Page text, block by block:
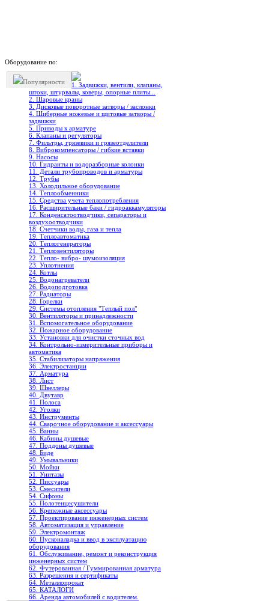
Оборудование по:
Популярности
1. Задвижки, вентили, клапаны,
штоки, штурвалы, коверы, опорные плиты...
2. Шаровые краны
3. Дисковые поворотные затворы / заслонки
4. Шиберные ножевые и щитовые затворы /
задвижки
5. Приводы к арматуре
6. Клапаны и регуляторы
7. Фильтры, грязевики и грязеотделители
8. Виброкомпенсаторы / гибкие вставки
9. Насосы
10. Гидранты и водоразборные колонки
11. Детали трубопроводов и арматуры
12. Трубы
13. Холодильное oборудование
14. Теплообменники
15. Средства учета теплопотребления
16. Расширительные баки / гидроаккамуляторы
17. Конденсатоотводчики, сепараторы и
воздухоотводчики
18. Счетчики воды, газа и тепла
19. Теплоавтоматика
20. Теплогенераторы
21. Тепловентиляторы
22. Тепло- вибро- шумоизоляция
23. Уплотнения
24. Котлы
25. Водонагреватели
26. Водоподготовка
27. Радиаторы
28. Горелки
29. Системы отопления "Теплый пол"
30. Вентиляторы и принадлежности
31. Вспомогательное оборудование
32. Пожарное оборудование
33. Установки для очистки сточных вод
34. Контрольно-измерительные приборы и
автоматика
35. Стабилизаторы напряжения
36. Электростанции
37. Арматура
38. Лист
39. Швеллеры
40. Двутавр
41. Полоса
42. Уголки
43. Инструменты
44. Сварочное оборудование и аксессуары
45. Ванны
46. Кабины душевые
47. Поддоны душевые
48. Биде
49. Умывальники
50. Мойки
51. Унитазы
52. Писсуары
53. Смесители
54. Сифоны
55. Полотенцесушители
56. Крепежные аксессуары
57. Проектирование инженерных систем
58. Автоматизация и управление
59. Электромонтаж
60. Пусконаладка и ввод в эксплуатацию
оборудования
61. Обслуживание, ремонт и реконструкция
инженерных систем
62. Футерованная / Гуммированная арматура
63. Разрешения и сертификаты
64. Металлопрокат
65. КАТАЛОГИ
66. Аренда автомобилей с водителем.